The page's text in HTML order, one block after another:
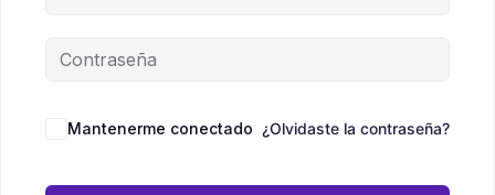
Mantenerme conectado ¿Olvidaste la contraseña?